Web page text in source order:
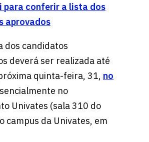
para conferir a lista dos
aprovados
dos candidatos
deverá ser realizada até
quinta-feira, 31, no
no
Univates (sala 310 do
campus da Univates, em